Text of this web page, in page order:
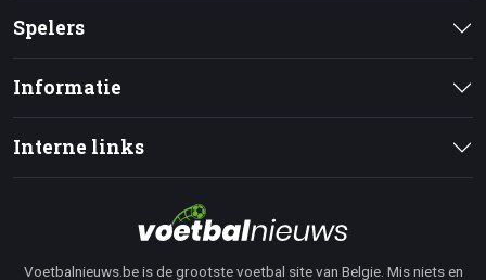
Spelers
Informatie
Interne links
Voetbalnieuws.be is de grootste voetbal site van Belgie. Mis niets en